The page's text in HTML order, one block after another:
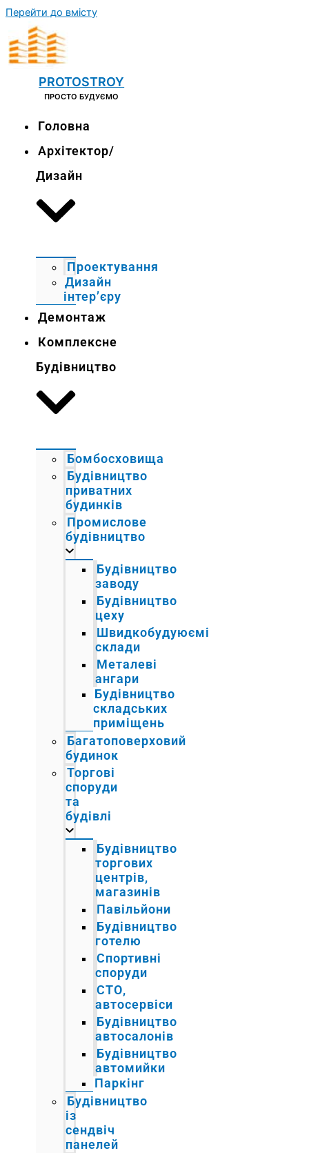
Перейти до вмісту
PROTOSTROY
ПРОСТО БУДУЄМО
Головна
Архітектор/
Дизайн
Проектування
Дизайн
інтер’єру
Демонтаж
Комплексне
Будівництво
Бомбосховища
Будівництво
приватних
будинків
Промислове
будівництво
Будівництво
заводу
Будівництво
цеху
Швидкобудуюємі
склади
Металеві
ангари
Будівництво
складських
приміщень
Багатоповерховий
будинок
Торгові
споруди
та
будівлі
Будівництво
торгових
центрів,
магазинів
Павільйони
Будівництво
готелю
Спортивні
споруди
СТО,
автосервіси
Будівництво
автосалонів
Будівництво
автомийки
Паркінг
Будівництво
із
сендвіч
панелей